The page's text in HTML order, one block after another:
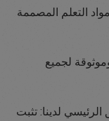
التعلم المصممة
لجميع
لدينا: تثبت